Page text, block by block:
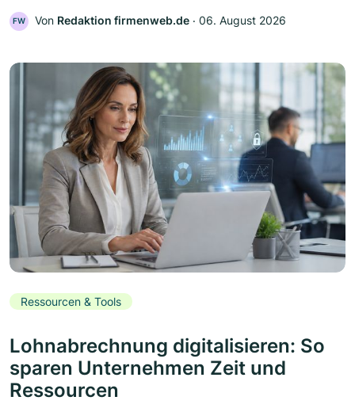
FW Von Redaktion firmenweb.de ‧ 06. August 2026
Ressourcen & Tools
Lohnabrechnung digitalisieren: So
sparen Unternehmen Zeit und
Ressourcen